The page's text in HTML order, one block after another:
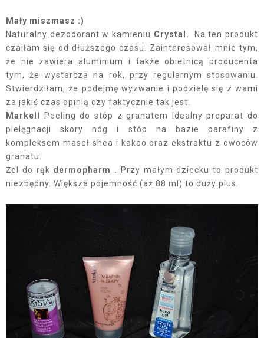
Mały miszmasz :)
Naturalny dezodorant w kamieniu Crystal.
Na ten produkt
czaiłam się od dłuższego czasu. Zainteresował mnie tym,
że nie zawiera aluminium i także obietnicą producenta
tym, że wystarcza na rok, przy regularnym stosowaniu.
Stwierdziłam, że podejmę wyzwanie i podzielę się z wami
za jakiś czas opinią czy faktycznie tak jest.
Markell
Peeling do stóp z granatem Idealny preparat do
pielęgnacji skory nóg i stóp na bazie parafiny z
kompleksem maseł shea i kakao oraz ekstraktu z owoców
granatu.
Żel do rąk dermopharm .
Przy małym dziecku to produkt
niezbędny. Większa pojemność (aż 88 ml) to duży plus.